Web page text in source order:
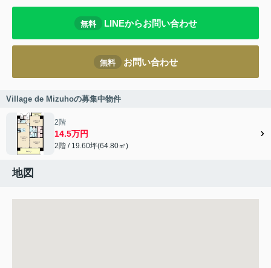
無料 LINEからお問い合わせ
無料 お問い合わせ
Village de Mizuhoの募集中物件
2階
14.5万円
2階 / 19.60坪(64.80㎡)
地図